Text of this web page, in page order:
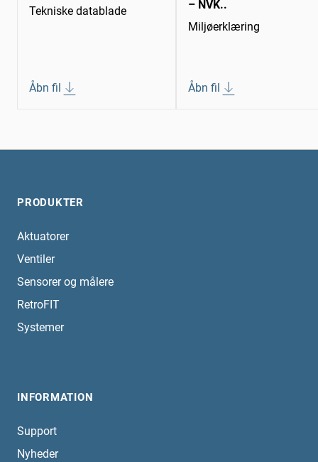
Tekniske datablade
Åbn fil
– NVK..
Miljøerklæring
Åbn fil
PRODUKTER
Aktuatorer
Ventiler
Sensorer og målere
RetroFIT
Systemer
INFORMATION
Support
Nyheder